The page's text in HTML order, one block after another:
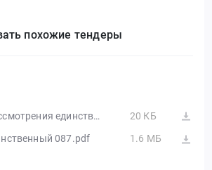
похожие тендеры
Протокол рассмотрения единственной заявки на участие в электронном аукционе от 30.04.2019 №0161200003719000087-4
20 КБ
087.pdf
1.6 МБ